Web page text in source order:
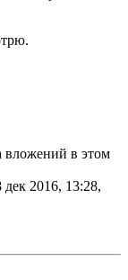
вложений в этом
дек 2016, 13:28,